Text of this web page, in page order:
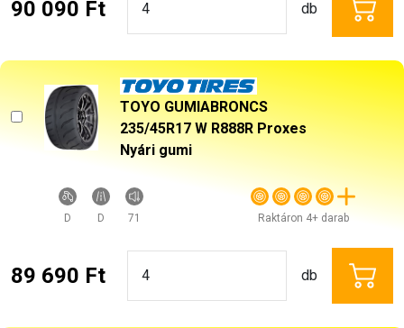
90 090 Ft db
TOYO GUMIABRONCS
235/45R17 W R888R Proxes
Nyári gumi
D D 71 Raktáron 4+ darab
89 690 Ft db